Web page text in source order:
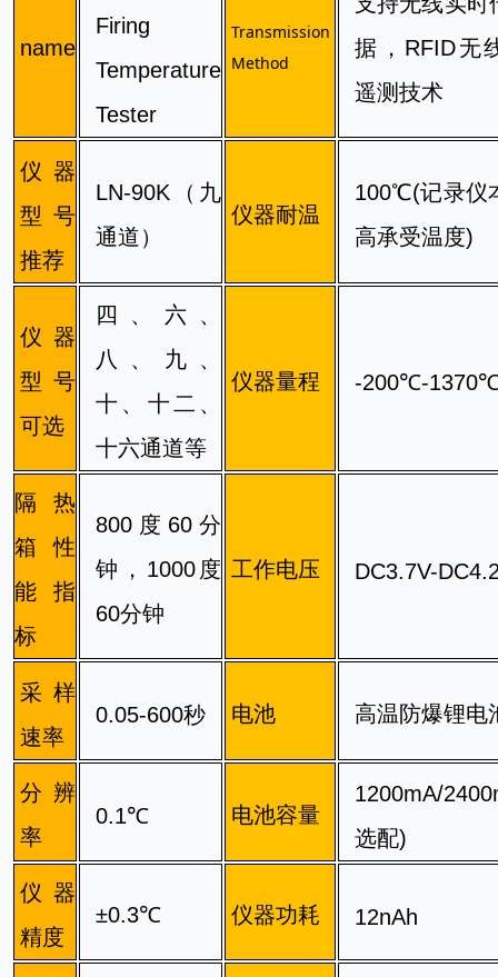
name
Firing
Temperature
Tester
Transmission
Method
据，RFID无
遥测技术
仪器
型号
推荐
LN-90K（九
通道）
仪器耐温
100℃(记录仪
高承受温度)
仪器
型号
可选
四、六、
八、 九、
十、十二、
十六通道等
仪器量程 -200℃-
隔热
箱性
能指
标
800度60分
钟， 1000度
60分钟
工作电压 DC3.7V-
采样
速率
0.05-600秒 电池 高温防爆锂电
分辨
率
0.1℃ 电池容量
1200mA/2400
选配)
仪器
精度
±0.3℃ 仪器功耗 12nAh